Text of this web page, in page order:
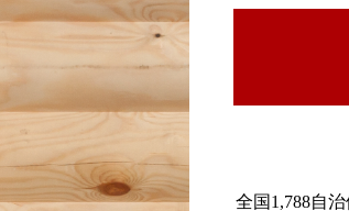
全国1,788自